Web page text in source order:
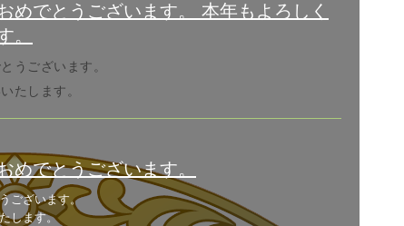
めでとうございます。 本年もよろしく
。
うございます。
たします。
めでとうございます。
ございます。
します。